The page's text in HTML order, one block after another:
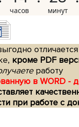
кроме PDF
работу
в WORD -
при работе с